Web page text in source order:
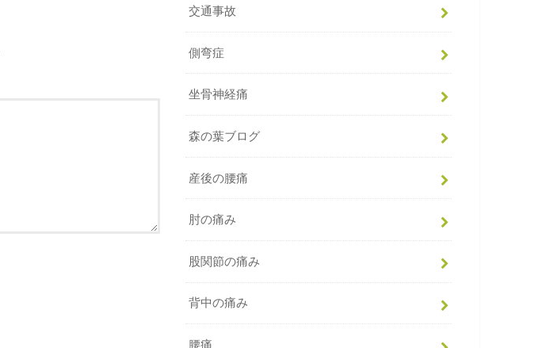
交通事故
側弯症
坐骨神経痛
森の葉ブログ
産後の腰痛
肘の痛み
股関節の痛み
背中の痛み
腰痛